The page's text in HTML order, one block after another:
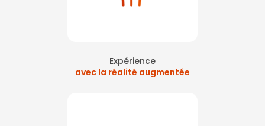
Expérience
avec la réalité augmentée